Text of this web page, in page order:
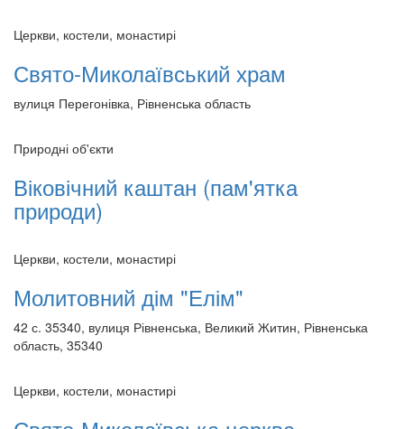
Церкви, костели, монастирі
Свято-Миколаївський храм
вулиця Перегонівка, Рівненська область
Природні об'єкти
Віковічний каштан (пам'ятка
природи)
Церкви, костели, монастирі
Молитовний дім "Елім"
42 с. 35340, вулиця Рівненська, Великий Житин, Рівненська
область, 35340
Церкви, костели, монастирі